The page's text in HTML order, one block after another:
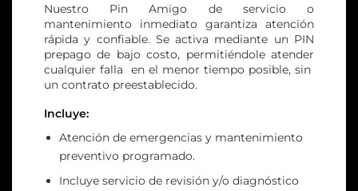
Nuestro Pin Amigo de servicio o
mantenimiento inmediato garantiza atención
rápida y confiable. Se activa mediante un PIN
prepago de bajo costo, permitiéndole atender
cualquier falla en el menor tiempo posible, sin
un contrato preestablecido.
Incluye:
Atención de emergencias y mantenimiento
preventivo programado.
Incluye servicio de revisión y/o diagnóstico